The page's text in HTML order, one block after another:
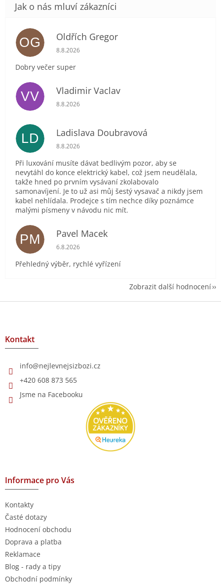
OG Oldřích Gregor
Hodnocení obchodu je 5 z 5 hvězdiček.
8.8.2026
Dobry večer super
VV Vladimir Vaclav
Hodnocení obchodu je 5 z 5 hvězdiček.
8.8.2026
LD Ladislava Doubravová
Hodnocení obchodu je 2 z 5 hvězdiček.
8.8.2026
Při luxování musíte dávat bedlivým pozor, aby se
nevytáhl do konce elektrický kabel, což jsem neudělala,
takže hned po prvním vysávaní zkolabovalo
samonavíjení. Je to už asi můj šestý vysavač a nikdy jsem
kabel nehlídala. Prodejce s tím nechce díky poznámce
malými písmeny v návodu nic mít.
PM Pavel Macek
Hodnocení obchodu je 5 z 5 hvězdiček.
6.8.2026
Přehledný výběr, rychlé vyřízení
Zobrazit další hodnocení
Z
Kontakt
info@nejlevnejsizbozi.cz
+420 608 873 565
Jsme na Facebooku
Informace pro Vás
Kontakty
Časté dotazy
Hodnocení obchodu
Doprava a platba
Reklamace
Blog - rady a tipy
Obchodní podmínky